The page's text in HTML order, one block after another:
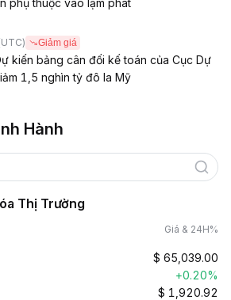
phụ thuộc vào lạm phát
Giảm giá
kiến bảng cân đối kế toán của Cục Dự
1,5 nghìn tỷ đô la Mỹ
Hành
Thị Trường
Giá & 24H%
$ 65,039.00
+0.20%
$ 1,920.92